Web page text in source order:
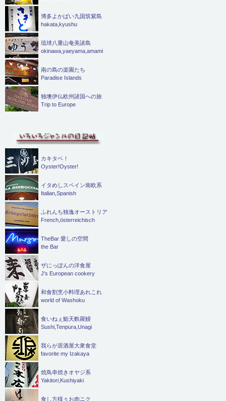
博多よかばい九国筑紫島
hakata,kyushu
琉球八重山奄美諸島
okinawa,yaeyama,amami
南の島の楽園たち
Paradise Islands
独墺伊仏欧州諸国への旅
Trip to Europe
カキタベ！
Oyster!Oyster!
イタめしスペイン南欧系
Italian,Spanish
ふれんち独逸オーストリア
French,österreichisch
TheBar 愛しの空間
the Bar
ザにっぽんの洋食屋
J's European cookery
和食割烹小料理あれこれ
world of Washoku
食いねぇ鮨天麩羅鰻
Sushi,Tenpura,Unagi
我らが居酒屋大衆食堂
favorite my Izakaya
焼鳥串焼きオヤジ系
Yakitori,Kushiyaki
食し方様々お肉ニク